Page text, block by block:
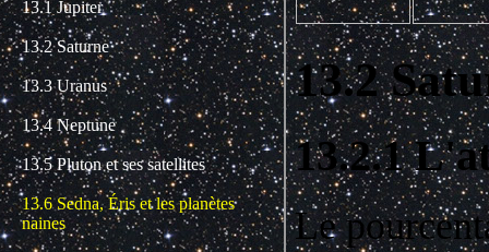
13.1 Jupiter
13.2 Saturne
13.3 Uranus
13.4 Neptune
13.5 Pluton et ses satellites
13.6 Sedna, Éris et les planètes
naines